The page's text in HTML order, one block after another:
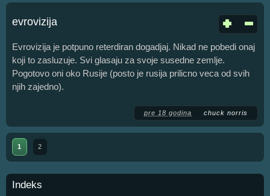
evrovizija
Evrovizija je potpuno reterdiran dogadjaj. Nikad ne pobedi onaj
koji to zasluzuje. Svi glasaju za svoje susedne zemlje.
Pogotovo oni oko Rusije (posto je rusija prilicno veca od svih
njih zajedno).
pre 18 godina chuck norris
1 2
Indeks